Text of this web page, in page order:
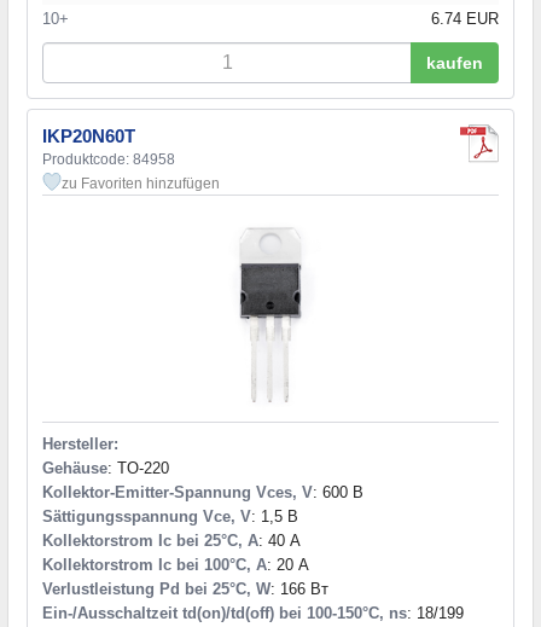
10+
6.74 EUR
kaufen
IKP20N60T
Produktcode: 84958
zu Favoriten hinzufügen
Hersteller:
Gehäuse: TO-220
Kollektor-Emitter-Spannung Vces, V: 600 В
Sättigungsspannung Vce, V: 1,5 В
Kollektorstrom Ic bei 25°C, A: 40 А
Kollektorstrom Ic bei 100°C, A: 20 А
Verlustleistung Pd bei 25°C, W: 166 Вт
Ein-/Ausschaltzeit td(on)/td(off) bei 100-150°C, ns: 18/199